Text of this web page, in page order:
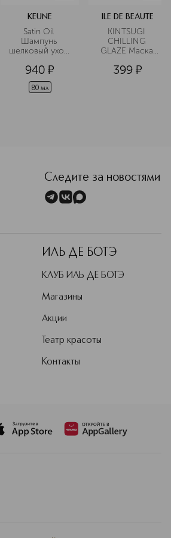
KEUNE
Satin Oil
Шампунь
шелковый уход
формате
940 ¤
80 мл
ILE DE BEAUTE
KINTSUGI
CHILLING
GLAZE Маска
очищения и
399 ¤
Следите за новостями
ИЛЬ ДЕ БОТЭ
КЛУБ ИЛЬ ДЕ БОТЭ
Магазины
Акции
Театр красоты
Контакты